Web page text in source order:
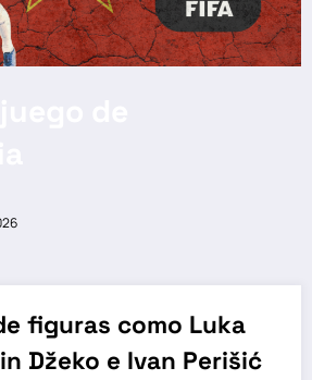
figuras como Luka
Džeko e Ivan Perišić